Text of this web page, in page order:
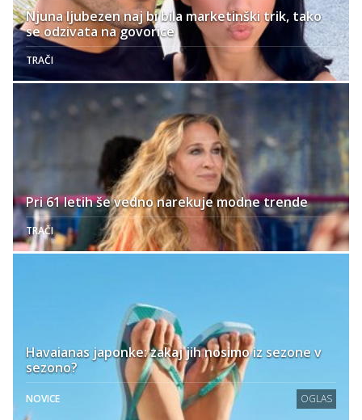
Njuna ljubezen naj bi bila marketinški trik, tako
se odzivata na govorice
TRAČI
Pri 61 letih še vedno narekuje modne trende
TRAČI
Havaianas japonke: zakaj jih nosimo iz sezone v
sezono?
NOVICE OGLAS